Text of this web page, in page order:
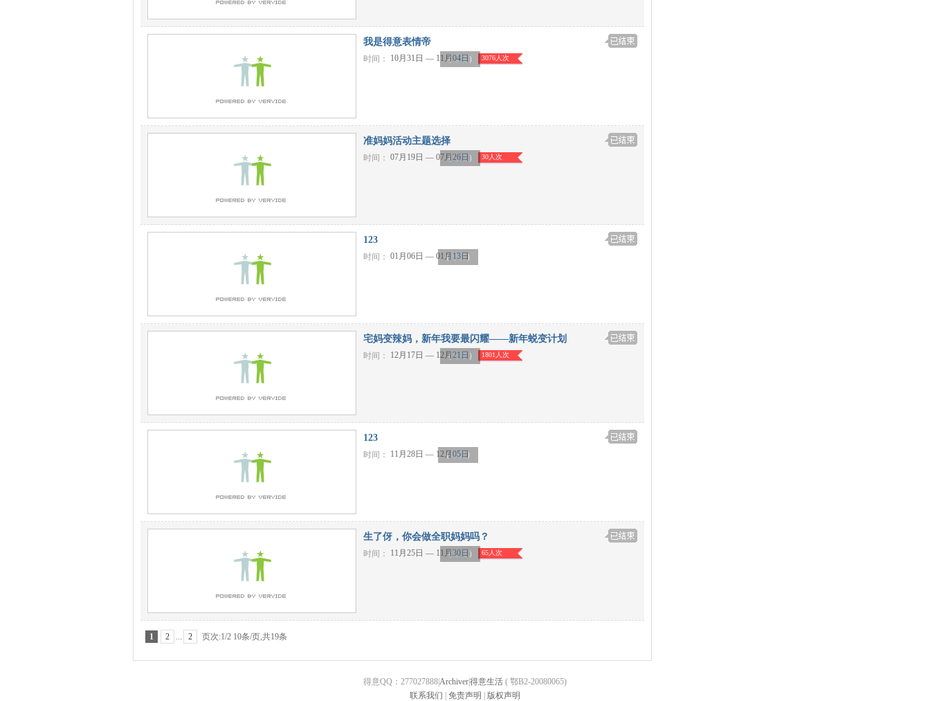
我是得意表情帝
时间： 10月31日 — 11月04日
（ 母婴 ） 3076人次
准妈妈活动主题选择
时间： 07月19日 — 07月26日
（ 母婴 ） 30人次
123
时间： 01月06日 — 01月13日
（母婴）
宅妈变辣妈，新年我要最闪耀——新年蜕变计划
时间： 12月17日 — 12月21日
（ 母婴 ） 1801人次
123
时间： 11月28日 — 12月05日
（母婴）
生了伢，你会做全职妈妈吗？
时间： 11月25日 — 11月30日
（ 母婴 ） 65人次
1 2 ... 2 页次:1/2 10条/页,共19条
得意QQ：277027888|Archiver得意生活 ( 鄂B2-20080065)
联系我们
免责声明 版权声明